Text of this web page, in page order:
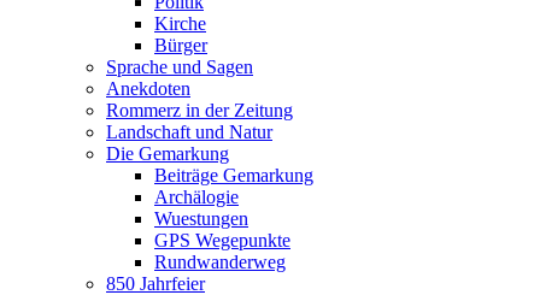
Kirche
Bürger
Sprache und Sagen
Anekdoten
Rommerz in der Zeitung
Landschaft und Natur
Die Gemarkung
Beiträge Gemarkung
Archälogie
Wuestungen
GPS Wegepunkte
Rundwanderweg
850 Jahrfeier